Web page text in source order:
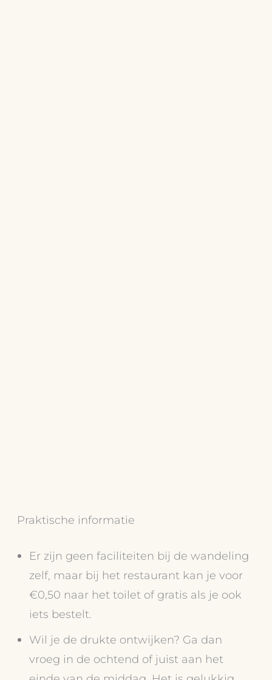
Praktische informatie
Er zijn geen faciliteiten bij de wandeling
zelf, maar bij het restaurant kan je voor
€0,50 naar het toilet of gratis als je ook
iets bestelt.
Wil je de drukte ontwijken? Ga dan
vroeg in de ochtend of juist aan het